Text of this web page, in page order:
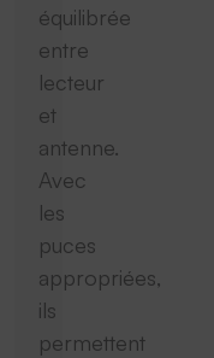
équilibrée
entre
lecteur
et
antenne.
Avec
les
puces
appropriées,
ils
permettent